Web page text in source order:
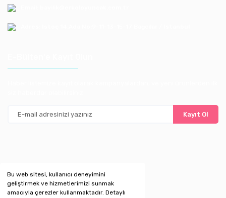
Bu web sitesi, kullanıcı deneyimini
geliştirmek ve hizmetlerimizi sunmak
amacıyla çerezler kullanmaktadır. Detaylı
Kayıt Ol